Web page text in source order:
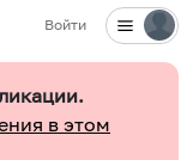
Войти
в этом